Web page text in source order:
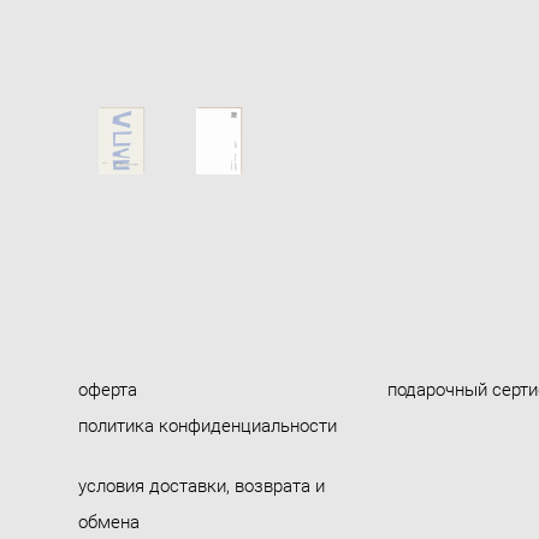
оферта
политика конфиденциальности
условия доставки, возврата и
обмена
подарочный